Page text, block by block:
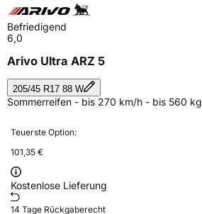
Befriedigend
6,0
Arivo Ultra ARZ 5
205/45 R17 88 W
Sommerreifen - bis 270 km/h - bis 560 kg
Teuerste Option:
101,35 €
Kostenlose Lieferung
14 Tage Rückgaberecht